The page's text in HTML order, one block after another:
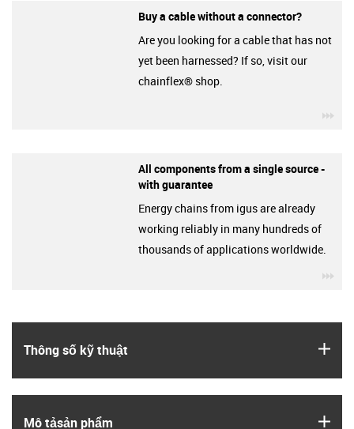
Thông số kỹ thuật
Mô tả­sản phẩm
Buy a cable without a connector?
Are you looking for a cable that has not
yet been harnessed? If so, visit our
chainflex® shop.
All components from a single source -
with guarantee
Energy chains from igus are already
working reliably in many hundreds of
thousands of applications worldwide.